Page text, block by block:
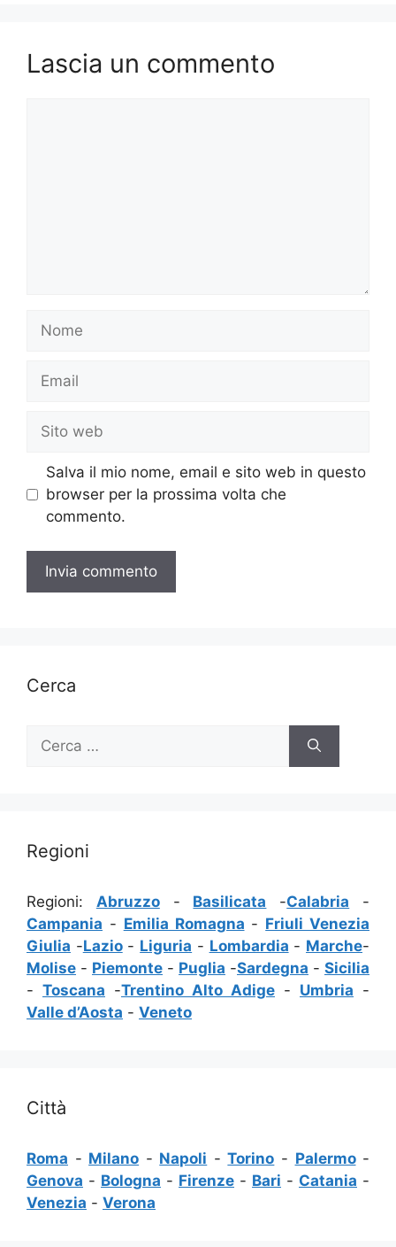
Lascia un commento
Nome
Email
Sito
web
Salva il mio nome, email e sito web in questo
browser per la prossima volta che
commento.
Cerca
per:
Regioni
Regioni: Abruzzo- Basilicata -Calabria -
Campania - Emilia Romagna - Friuli Venezia
Giulia -Lazio- Liguria - Lombardia - Marche-
Molise - Piemonte - Puglia -Sardegna - Sicilia
- Toscana -Trentino Alto Adige - Umbria -
Valle d’Aosta - Veneto
Città
Roma - Milano - Napoli -Torino - Palermo-
Genova - Bologna - Firenze - Bari - Catania -
Venezia - Verona